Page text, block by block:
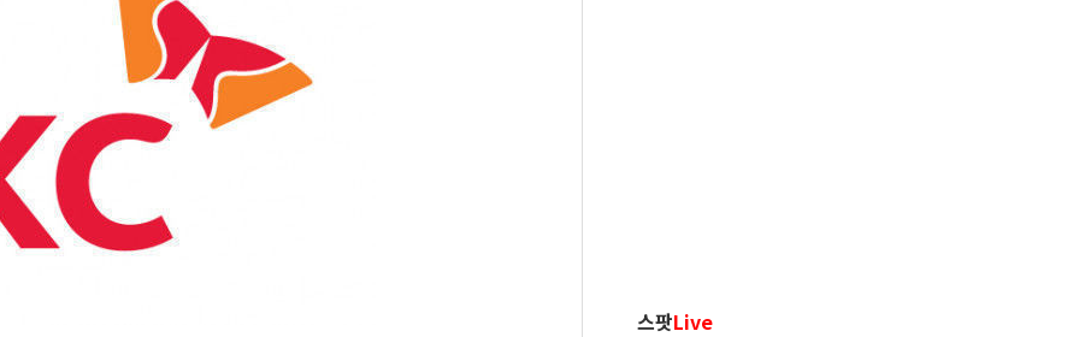
스팟Live